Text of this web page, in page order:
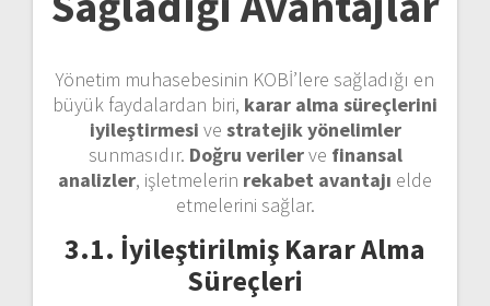
Yönetim muhasebesinin KOBİ’lere sağladığı en
büyük faydalardan biri, karar alma süreçlerini
iyileştirmesi ve stratejik yönelimler
sunmasıdır. Doğru verilerve finansal
analizler, işletmelerin rekabet avantajı elde
etmelerini sağlar.
3.1. İyileştirilmiş Karar Alma
Süreçleri